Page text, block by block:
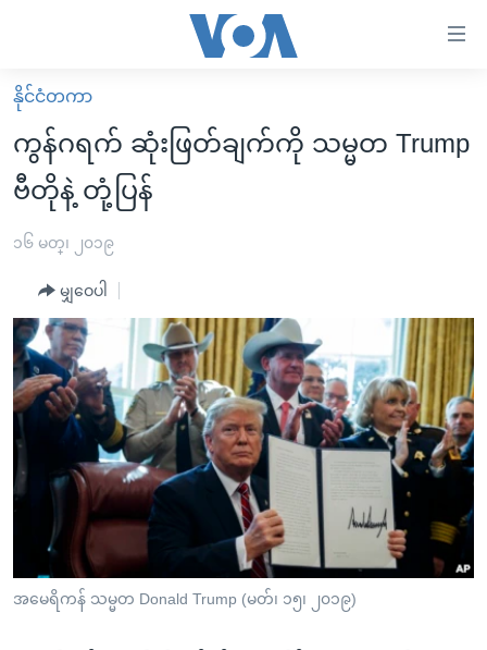
လွယ်ကူ
စေ
သည့်
များ
အကြောင်းအရာ
ကျော်
ကြည့်
အ
စာမျက်နှာ
သို့
မူလစာမျက်နှာ
မြန်မာ
ကမ္ဘာ့သတင်းများ
အစ္စရေး-ပါလက်စတိုင်း
ဗွီဒီယို
ရပ်ဝန်းတခု လမ်းတခု အလွန်
အင်္ဂလိပ်စာလေ့လာမယ်
အမေရိကန်သုံးအီဒီယံ
မကြေးမုံရဲ့ အင်္ဂလိပ်စာ
ရုပ်ရှင်ထဲက အင်္ဂလိပ်စာ
သုတပဒေသာ အင်္ဂလိပ်စာ
အပတ်စဉ်ကဏ္ဍများ
ရေဒီယို
ရေဒီယိုနှင့်ရုပ်သံ အချက်အလက်များ
ရေဒီယို/တီဗွီအစီအစဉ်
Learning English
ဗွီအိုအေ လူမှုကွန်ယက်များ
နိုင်ငံတကာ
ကွန်ဂရက် ဆုံးဖြတ်ချက်ကို သမ္မတ Trump
ဗီတိုနဲ့ တုံ့ပြန်
၁၆ မတ္၊ ၂၀၁၉
မျှဝေပါ
အမေရိကန် သမ္မတ Donald Trump (မတ်၊ ၁၅၊ ၂၀၁၉)